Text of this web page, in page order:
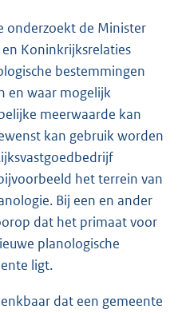
onderzoekt de Minister
Koninkrijksrelaties
bestemmingen
en waar mogelijk
meerwaarde kan
kan gebruik worden
het terrein van
Bij een en ander
dat het primaat voor
planologische
ligt.
dat een gemeente